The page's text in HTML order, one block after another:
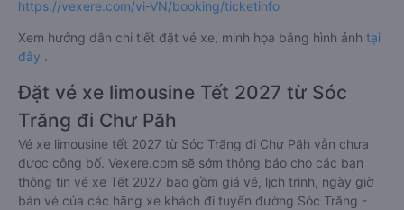
https://vexere.com/vi-VN/booking/ticketinfo
Xem hướng dẫn chi tiết đặt vé xe, minh họa bằng hình ảnh tại
đây .
Đặt vé xe limousine Tết 2027 từ Sóc
Trăng đi Chư Păh
Vé xe limousine tết 2027 từ Sóc Trăng đi Chư Păh vẫn chưa
được công bố. Vexere.com sẽ sớm thông báo cho các bạn
thông tin vé xe Tết 2027 bao gồm giá vé, lịch trình, ngày giờ
bán vé của các hãng xe khách đi tuyến đường Sóc Trăng -